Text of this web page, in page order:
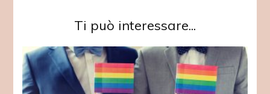
Ti può interessare...